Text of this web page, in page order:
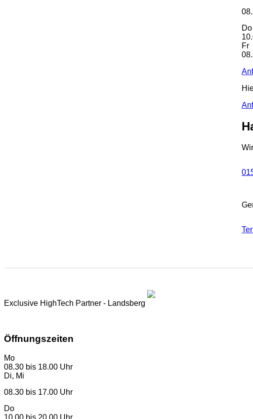
Do
Fr
Exclusive HighTech Partner - Landsberg
Öffnungszeiten
Mo
08.30 bis 18.00 Uhr
Di, Mi
08.30 bis 17.00 Uhr
Do
10.00 bis 20.00 Uhr